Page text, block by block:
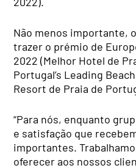
Não menos importante,
trazer o prémio de
2022 (Melhor Hotel de
Portugal’s Leading
Resort de Praia de
“Para nós, enquanto
e satisfação que
importantes.
oferecer aos nossos